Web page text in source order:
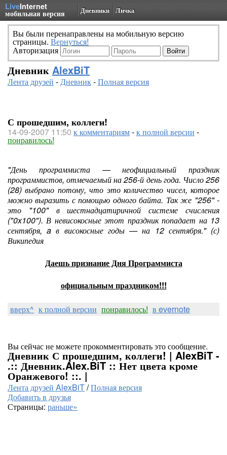
LiveInternet
мобильная версия Дневники Личка
Вы были перенаправлены на мобильную версию
страницы. Вернуться!
Авторизация
Дневник AlexBiT
Лента друзей -Дневник-Полная версия
С прошедшим, коллеги!
14-09-2007 11:50 к комментариям-к полной версии -
понравилось!
"День программиста — неофициальный праздник
программистов, отмечаемый на 256-й день года. Число 256
(28) выбрано потому, что это количество чисел, которое
можно выразить с помощью одного байта. Так же "256" -
это "100" в шестнадцатиричной системе счисления
("0x100"). В невисокосные этот праздник попадает на 13
сентября, a в високосные годы — на 12 сентября." (с)
Википедия
Даешь признание Дня Программиста
официальным праздником!!!
вверх^ к полной версии понравилось! в evernote
Вы сейчас не можете прокомментировать это сообщение.
Дневник С прошедшим, коллеги! | AlexBiT -
.:: Дневник.Alex.BiT :: Нет цвета кроме
Оранжевого! ::. |
Лента друзей AlexBiT/Полная версия
Добавить в друзья
Страницы: раньше»